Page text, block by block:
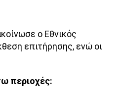
ο Εθνικός
επιτήρησης, ενώ οι
περιοχές: